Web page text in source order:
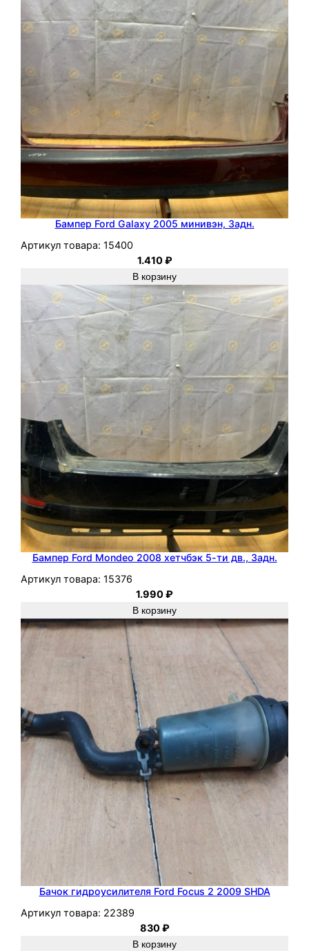
F
o
u
2
0
0
7
Q
Q
B
Бампер Ford Galaxy 2005 минивэн, Задн.
Артикул товара: 15400
1.410₽
В корзину
Бампер Ford Mondeo 2008 хетчбэк 5-ти дв., Задн.
Артикул товара: 15376
1.990₽
В корзину
Бачок гидроусилителя Ford Focus 2 2009 SHDA
Артикул товара: 22389
830₽
В корзину